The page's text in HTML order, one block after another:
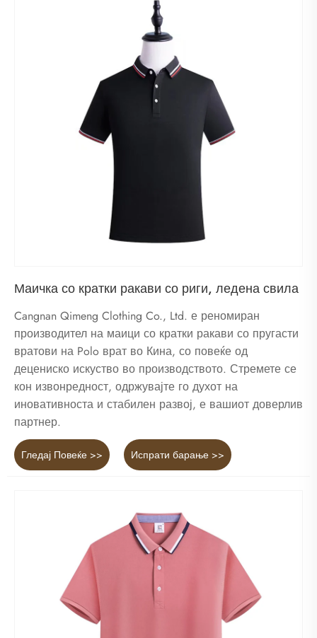
Маичка со кратки ракави со риги, ледена свила
Cangnan Qimeng Clothing Co., Ltd. е реномиран
производител на маици со кратки ракави со пругасти
вратови на Polo врат во Кина, со повеќе од
децениско искуство во производството. Стремете се
кон извонредност, одржувајте го духот на
иновативноста и стабилен развој, е вашиот доверлив
партнер.
Гледај Повеќе >> Испрати барање >>